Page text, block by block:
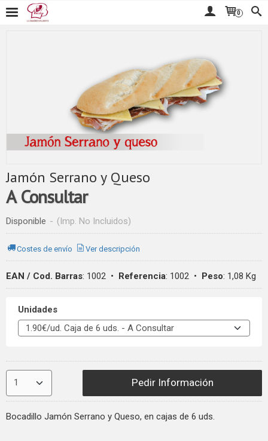
0
Jamón Serrano y Queso
A Consultar
Disponible - (Imp. No Incluidos)
Costes de envío Ver descripción
EAN / Cod. Barras: 1002 • Referencia: 1002 • Peso: 1,08 Kg
Unidades
Pedir Información
Bocadillo Jamón Serrano y Queso, en cajas de 6 uds.